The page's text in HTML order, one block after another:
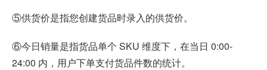
⑤供货价是指您创建货品时录入的供货价。
⑥今日销量是指货品单个 SKU 维度下，在当日 0:00-
24:00 内，用户下单支付货品件数的统计。